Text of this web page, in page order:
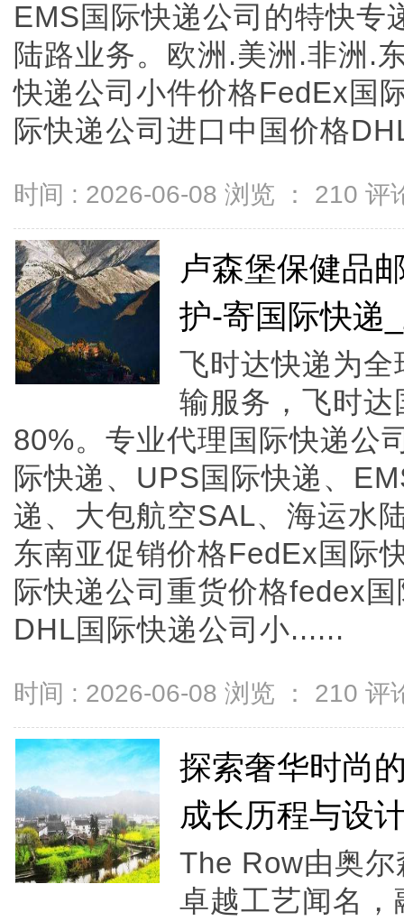
EMS国际快递公司的特快专
陆路业务。欧洲.美洲.非洲.
快递公司小件价格FedEx国
际快递公司进口中国价格
时间 : 2026-06-08 浏览 ： 210 评
卢森堡保健品
护-寄国际快递
飞时达快递为
输服务，飞时
80%。专业代理国际快递公
际快递、UPS国际快递、
递、大包航空SAL、海运水
东南亚促销价格FedEx国际
际快递公司重货价格fedex
DHL国际快递公司小......
时间 : 2026-06-08 浏览 ： 210 评
探索奢华时尚
成长历程与设
The Row由奥
卓越工艺闻名